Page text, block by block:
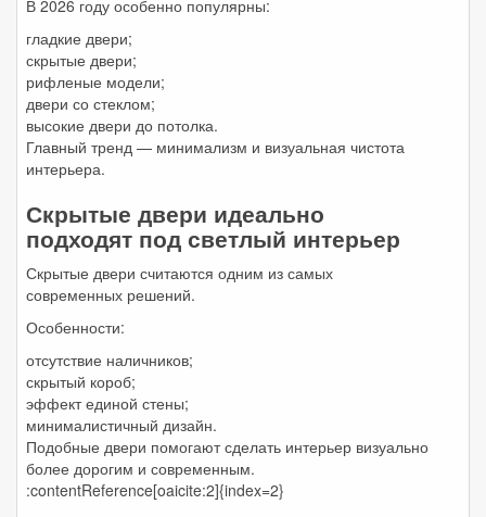
В 2026 году особенно популярны:
гладкие двери;
скрытые двери;
рифленые модели;
двери со стеклом;
высокие двери до потолка.
Главный тренд — минимализм и визуальная чистота
интерьера.
Скрытые двери идеально
подходят под светлый интерьер
Скрытые двери считаются одним из самых
современных решений.
Особенности:
отсутствие наличников;
скрытый короб;
эффект единой стены;
минималистичный дизайн.
Подобные двери помогают сделать интерьер визуально
более дорогим и современным.
:contentReference[oaicite:2]{index=2}